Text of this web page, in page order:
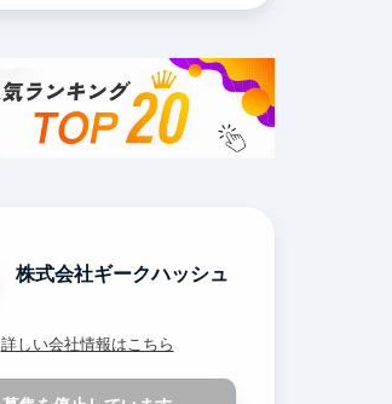
株式会社ギークハッシュ
詳しい会社情報はこちら